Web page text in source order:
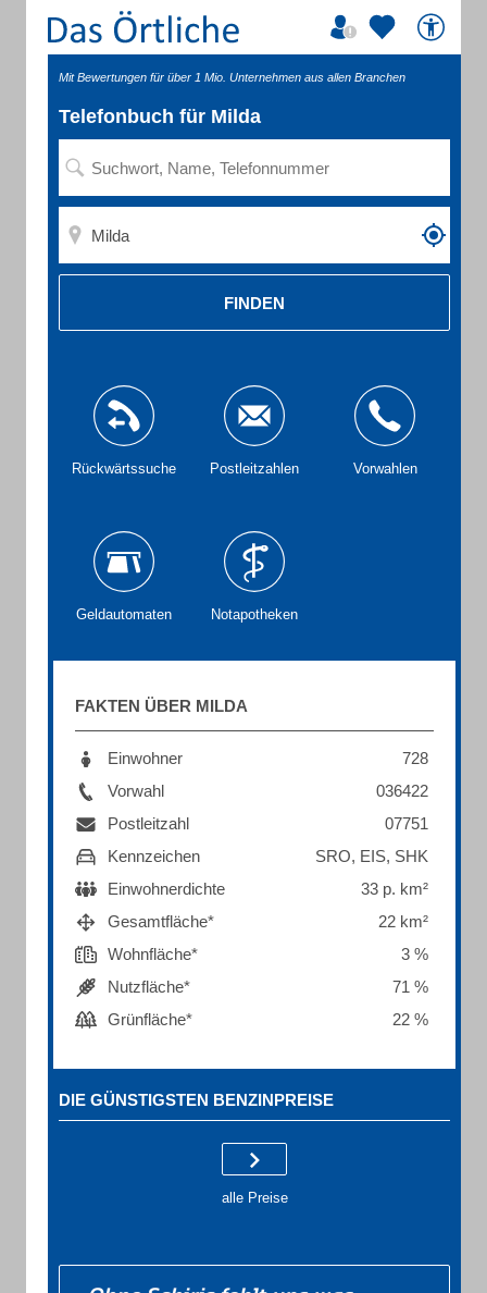
Mit Bewertungen für über 1 Mio. Unternehmen aus allen Branchen
Telefonbuch für Milda
FINDEN
Rückwärtssuche Postleitzahlen Vorwahlen
Geldautomaten Notapotheken
FAKTEN ÜBER MILDA
Einwohner
728
Vorwahl
036422
Postleitzahl
07751
Kennzeichen
SRO, EIS, SHK
Einwohnerdichte
33 p. km²
Gesamtfläche*
22 km²
Wohnfläche*
3 %
Nutzfläche*
71 %
Grünfläche*
22 %
DIE GÜNSTIGSTEN BENZINPREISE
alle Preise